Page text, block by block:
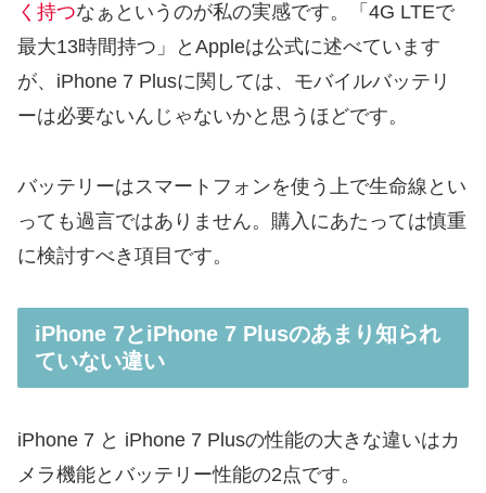
く持つなぁというのが私の実感です。「4G LTEで
最大13時間持つ」とAppleは公式に述べています
が、iPhone 7 Plusに関しては、モバイルバッテリ
ーは必要ないんじゃないかと思うほどです。
バッテリーはスマートフォンを使う上で生命線とい
っても過言ではありません。購入にあたっては慎重
に検討すべき項目です。
iPhone 7とiPhone 7 Plusのあまり知られ
ていない違い
iPhone 7 と iPhone 7 Plusの性能の大きな違いはカ
メラ機能とバッテリー性能の2点です。